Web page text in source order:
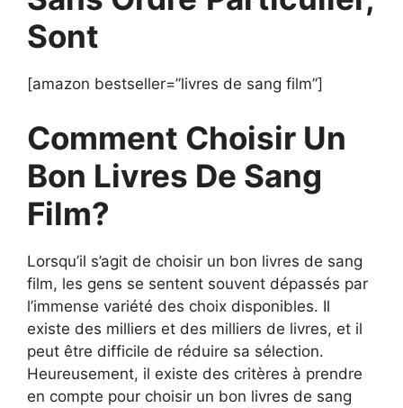
Sont
[amazon bestseller=”livres de sang film”]
Comment Choisir Un
Bon Livres De Sang
Film?
Lorsqu’il s’agit de choisir un bon livres de sang
film, les gens se sentent souvent dépassés par
l’immense variété des choix disponibles. Il
existe des milliers et des milliers de livres, et il
peut être difficile de réduire sa sélection.
Heureusement, il existe des critères à prendre
en compte pour choisir un bon livres de sang